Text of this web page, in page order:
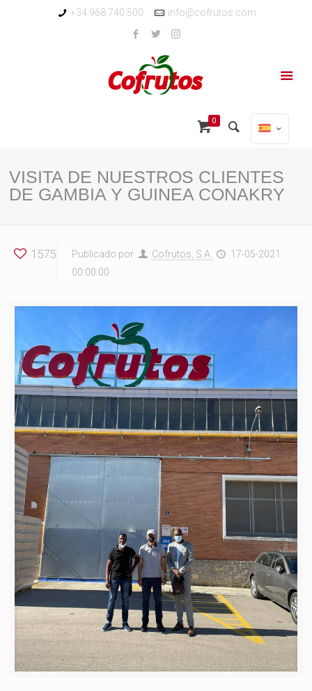
+34 968 740 500 info@cofrutos.com
0
VISITA DE NUESTROS CLIENTES
DE GAMBIA Y GUINEA CONAKRY
1575 Publicado por Cofrutos, S.A.
17-05-2021
00:00:00